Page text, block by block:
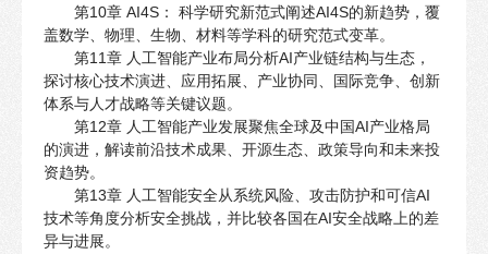
第10章 AI4S： 科学研究新范式阐述AI4S的新趋势，覆
盖数学、物理、生物、材料等学科的研究范式变革。
第11章 人工智能产业布局分析AI产业链结构与生态，
探讨核心技术演进、应用拓展、产业协同、国际竞争、创新
体系与人才战略等关键议题。
第12章 人工智能产业发展聚焦全球及中国AI产业格局
的演进，解读前沿技术成果、开源生态、政策导向和未来投
资趋势。
第13章 人工智能安全从系统风险、攻击防护和可信AI
技术等角度分析安全挑战，并比较各国在AI安全战略上的差
异与进展。